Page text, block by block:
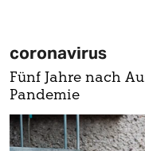
coronavirus
Fünf Jahre nach
Pandemie